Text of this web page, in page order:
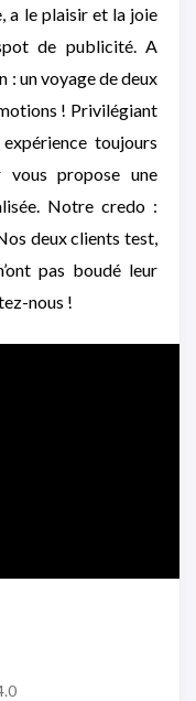
a le plaisir et la joie
de publicité. A
: un voyage de deux
! Privilégiant
toujours
vous propose une
Notre credo :
deux clients test,
pas boudé leur
nous !